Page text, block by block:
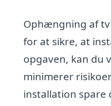
Ophængning af
for at sikre, at
opgaven, kan du
minimerer
installation